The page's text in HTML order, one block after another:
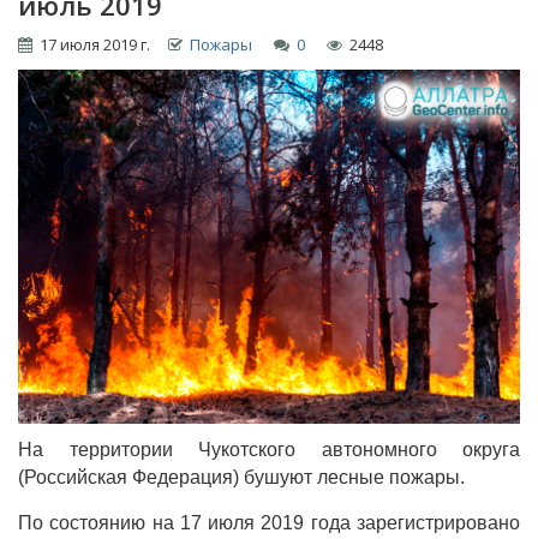
17 июля 2019 г. Пожары 0 2448
На территории Чукотского автономного округа
(Российская Федерация) бушуют лесные пожары.
По состоянию на 17 июля 2019 года зарегистрировано